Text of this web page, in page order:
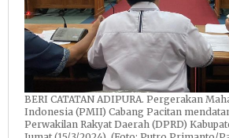
BERI CATATAN ADIPURA. Pergerakan
Indonesia (PMII) Cabang Pacitan
Perwakilan Rakyat Daerah (DPRD)